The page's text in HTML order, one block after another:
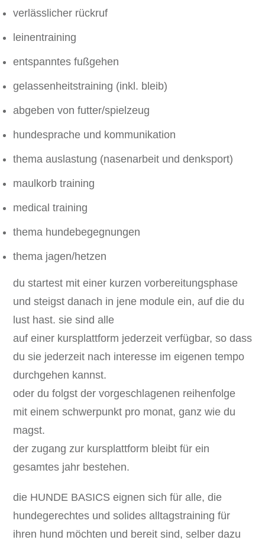
verlässlicher rückruf
leinentraining
entspanntes fußgehen
gelassenheitstraining (inkl. bleib)
abgeben von futter/spielzeug
hundesprache und kommunikation
thema auslastung (nasenarbeit und denksport)
maulkorb training
medical training
thema hundebegegnungen
thema jagen/hetzen
du startest mit einer kurzen vorbereitungsphase
und steigst danach in jene module ein, auf die du
lust hast. sie sind alle
auf einer kursplattform jederzeit verfügbar, so dass
du sie jederzeit nach interesse im eigenen tempo
durchgehen kannst.
oder du folgst der vorgeschlagenen reihenfolge
mit einem schwerpunkt pro monat, ganz wie du
magst.
der zugang zur kursplattform bleibt für ein
gesamtes jahr bestehen.
die HUNDE BASICS eignen sich für alle, die
hundegerechtes und solides alltagstraining für
ihren hund möchten und bereit sind, selber dazu